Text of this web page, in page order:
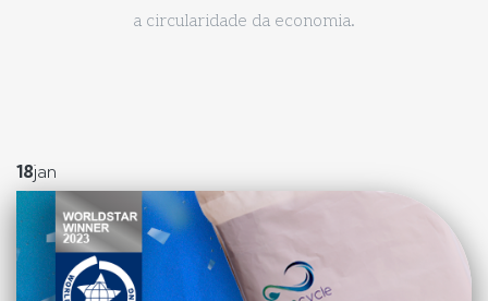
a circularidade da economia.
18jan